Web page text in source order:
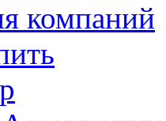
компаний